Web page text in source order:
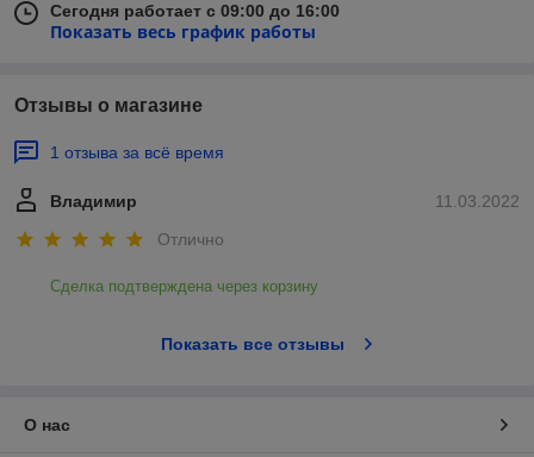
Сегодня работает с 09:00 до 16:00
Показать весь график работы
Отзывы о магазине
1 отзыва за всё время
11.03.2022
Владимир
Отлично
Сделка подтверждена через корзину
Показать все отзывы
О нас